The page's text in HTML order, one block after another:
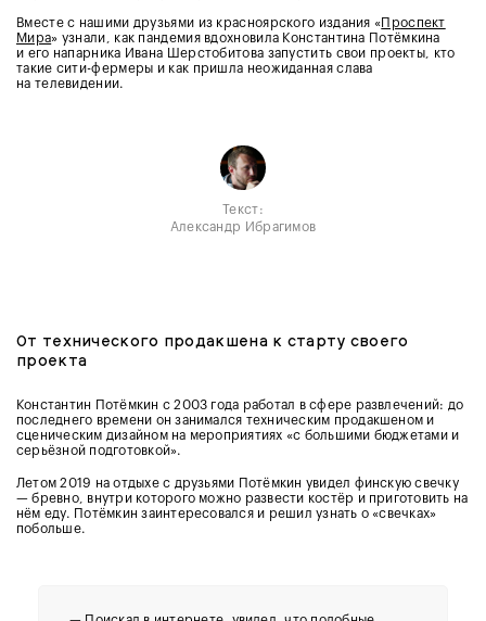
Вместе с нашими друзьями из красноярского издания «Проспект
Мира» узнали, как пандемия вдохновила Константина Потёмкина
и его напарника Ивана Шерстобитова запустить свои проекты, кто
такие сити-фермеры и как пришла неожиданная слава
на телевидении.
Текст:
Александр Ибрагимов
От технического продакшена к старту своего
проекта
Константин Потёмкин с 2003 года работал в сфере развлечений: до
последнего времени он занимался техническим продакшеном и
сценическим дизайном на мероприятиях «с большими бюджетами и
серьёзной подготовкой».
Летом 2019 на отдыхе с друзьями Потёмкин увидел финскую свечку
— бревно, внутри которого можно развести костёр и приготовить на
нём еду. Потёмкин заинтересовался и решил узнать о «свечках»
побольше.